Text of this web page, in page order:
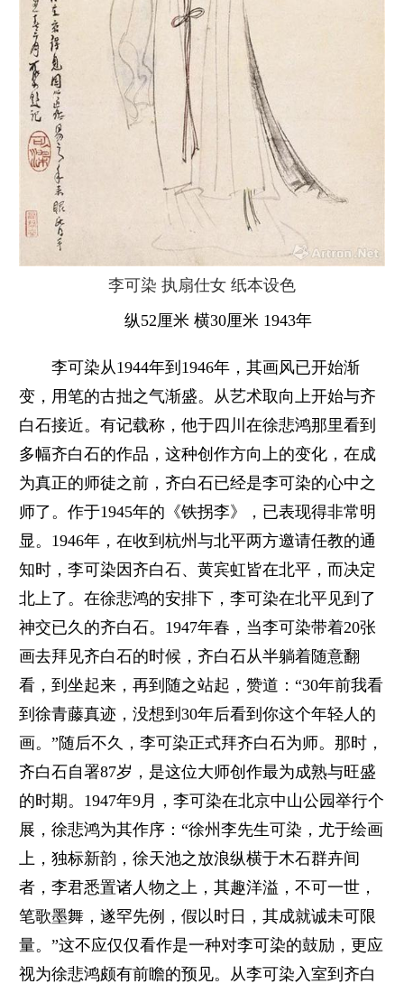
李可染 执扇仕女 纸本设色
纵52厘米 横30厘米 1943年
李可染从1944年到1946年，其画风已开始渐
变，用笔的古拙之气渐盛。从艺术取向上开始与齐
白石接近。有记载称，他于四川在徐悲鸿那里看到
多幅齐白石的作品，这种创作方向上的变化，在成
为真正的师徒之前，齐白石已经是李可染的心中之
师了。作于1945年的《铁拐李》，已表现得非常明
显。1946年，在收到杭州与北平两方邀请任教的通
知时，李可染因齐白石、黄宾虹皆在北平，而决定
北上了。在徐悲鸿的安排下，李可染在北平见到了
神交已久的齐白石。1947年春，当李可染带着20张
画去拜见齐白石的时候，齐白石从半躺着随意翻
看，到坐起来，再到随之站起，赞道：“30年前我看
到徐青藤真迹，没想到30年后看到你这个年轻人的
画。”随后不久，李可染正式拜齐白石为师。那时，
齐白石自署87岁，是这位大师创作最为成熟与旺盛
的时期。1947年9月，李可染在北京中山公园举行个
展，徐悲鸿为其作序：“徐州李先生可染，尤于绘画
上，独标新韵，徐天池之放浪纵横于木石群卉间
者，李君悉置诸人物之上，其趣洋溢，不可一世，
笔歌墨舞，遂罕先例，假以时日，其成就诚未可限
量。”这不应仅仅看作是一种对李可染的鼓励，更应
视为徐悲鸿颇有前瞻的预见。从李可染入室到齐白